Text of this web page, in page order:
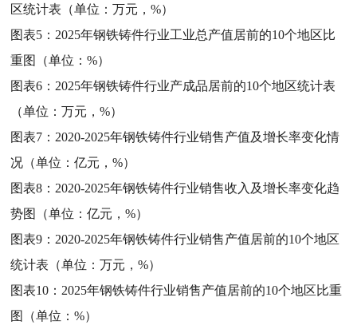
区统计表（单位：万元，%）
图表5： 2025年钢铁铸件行业工业总产值居前的10个地区比
重图（单位：%）
图表6： 2025年钢铁铸件行业产成品居前的10个地区统计表
（单位：万元，%）
图表7： 2020-2025年钢铁铸件行业销售产值及增长率变化情
况（单位：亿元，%）
图表8： 2020-2025年钢铁铸件行业销售收入及增长率变化趋
势图（单位：亿元，%）
图表9： 2020-2025年钢铁铸件行业销售产值居前的10个地区
统计表（单位：万元，%）
图表10： 2025年钢铁铸件行业销售产值居前的10个地区比重
图（单位：%）